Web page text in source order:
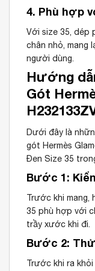
4. Phù hợp
Với size 35, dép
chân nhỏ, mang
người dùng.
Hướng
Gót
Dưới đây là
gót Hermès
Đen Size 35
Bước 1:
Trước khi mang,
35 phù hợp với
trầy xước khi đi.
Bước 2:
Trước khi ra